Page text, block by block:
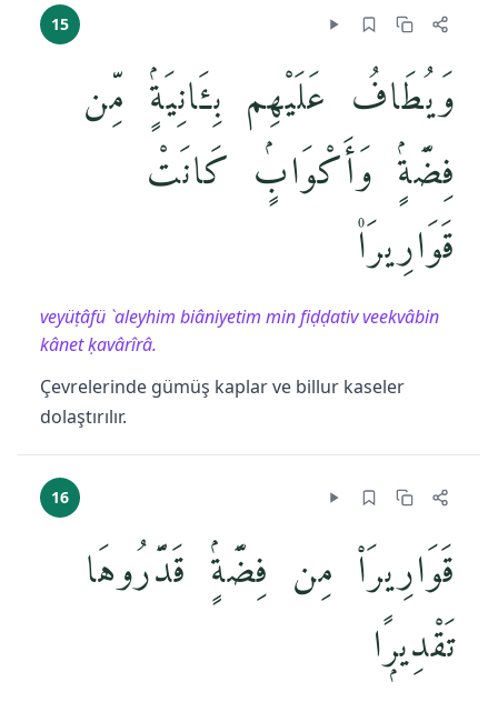
15
وَيُطَافُ عَلَيْهِم بِـَٔانِيَةٍۢ مِّن
فِضَّةٍۢ وَأَكْوَابٍۢ كَانَتْ
قَوَارِيرَا۠
veyüṭâfü `aleyhim biâniyetim min fiḍḍativ veekvâbin
kânet ḳavârîrâ.
Çevrelerinde gümüş kaplar ve billur kaseler
dolaştırılır.
16
قَوَارِيرَا۟ مِن فِضَّةٍۢ قَدَّرُوهَا
تَقْدِيرًۭا